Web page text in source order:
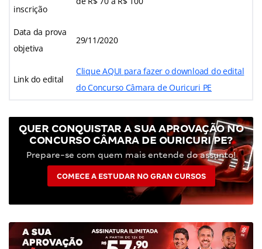
inscrição
Data da prova
objetiva
29/11/2020
Link do edital
Clique AQUI para fazer o download do edital
do Concurso Câmara de Ouricuri PE
QUER CONQUISTAR A SUA APROVAÇÃO NO
CONCURSO CÂMARA DE OURICURI PE?
Prepare-se com quem mais entende do assunto!
COMECE A ESTUDAR NO GRAN CURSOS